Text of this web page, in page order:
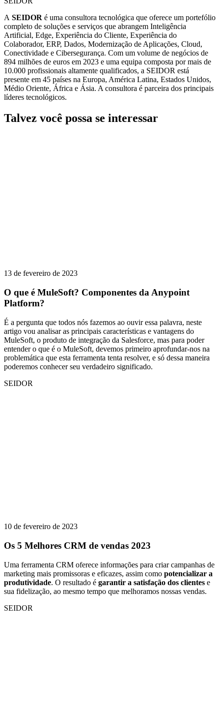
A SEIDOR é uma consultora tecnológica que oferece um portefólio
completo de soluções e serviços que abrangem Inteligência
Artificial, Edge, Experiência do Cliente, Experiência do
Colaborador, ERP, Dados, Modernização de Aplicações, Cloud,
Conectividade e Cibersegurança. Com um volume de negócios de
894 milhões de euros em 2023 e uma equipa composta por mais de
10.000 profissionais altamente qualificados, a SEIDOR está
presente em 45 países na Europa, América Latina, Estados Unidos,
Médio Oriente, África e Ásia. A consultora é parceira dos principais
líderes tecnológicos.
Talvez você possa se interessar
13 de fevereiro de 2023
O que é MuleSoft? Componentes da Anypoint
Platform?
É a pergunta que todos nós fazemos ao ouvir essa palavra, neste
artigo vou analisar as principais características e vantagens do
MuleSoft, o produto de integração da Salesforce, mas para poder
entender o que é o MuleSoft, devemos primeiro aprofundar-nos na
problemática que esta ferramenta tenta resolver, e só dessa maneira
poderemos conhecer seu verdadeiro significado.
SEIDOR
10 de fevereiro de 2023
Os 5 Melhores CRM de vendas 2023
Uma ferramenta CRM oferece informações para criar campanhas de
marketing mais promissoras e eficazes, assim como potencializar a
produtividade. O resultado é garantir a satisfação dos clientes e
sua fidelização, ao mesmo tempo que melhoramos nossas vendas.
SEIDOR